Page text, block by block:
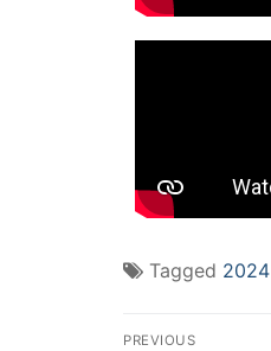
Tagged 2024
PREVIOUS